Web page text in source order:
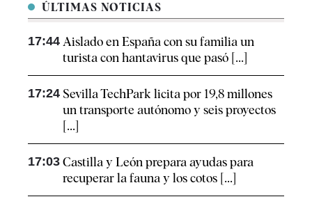
ÚLTIMAS NOTICIAS
17:44 Aislado en España con su familia un
turista con hantavirus que pasó [...]
17:24 Sevilla TechPark licita por 19,8 millones
un transporte autónomo y seis proyectos
[...]
17:03 Castilla y León prepara ayudas para
recuperar la fauna y los cotos [...]